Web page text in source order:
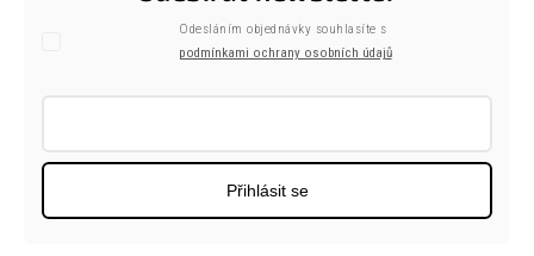
Odesláním objednávky souhlasíte s
podmínkami ochrany osobních údajů
Přihlásit se